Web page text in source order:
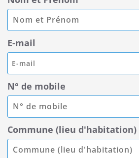
E-mail
N° de mobile
Commune (lieu d'habitation)